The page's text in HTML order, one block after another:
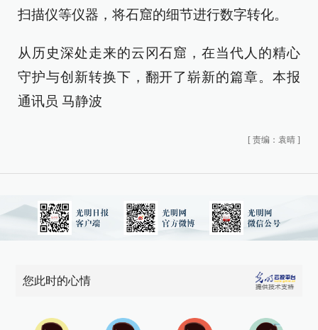
扫描仪等仪器，将石窟的细节进行数字转化。
从历史深处走来的云冈石窟，在当代人的精心
守护与创新转换下，翻开了崭新的篇章。本报
通讯员 马静波
[ 责编：袁晴 ]
您此时的心情